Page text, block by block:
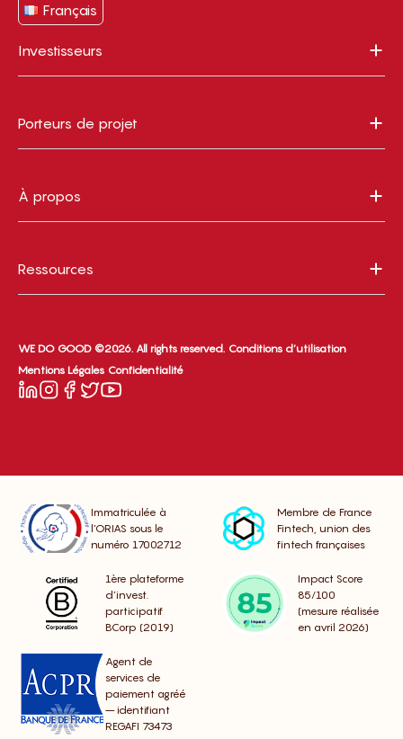
Français
Investisseurs
Porteurs de projet
À propos
Ressources
WE DO GOOD ©2026. All rights reserved. Conditions d’utilisation
Mentions Légales Confidentialité
Immatriculée à
l’ORIAS sous le
numéro 17002712
Membre de France
Fintech, union des
fintech françaises
1ère plateforme
d’invest.
participatif
BCorp (2019)
Impact Score
85/100
(mesure réalisée
en avril 2026)
Agent de
services de
paiement agréé
– identifiant
REGAFI 73473